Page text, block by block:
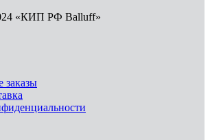
«КИП РФ Balluff»